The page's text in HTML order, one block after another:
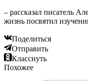
– рассказал писатель
жизнь посвятил
Поделиться
Отправить
Класснуть
Похожее